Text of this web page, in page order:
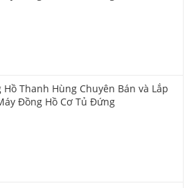
Hồ Thanh Hùng Chuyên Bán và Lắp
Đồng Hồ Cơ Tủ Đứng